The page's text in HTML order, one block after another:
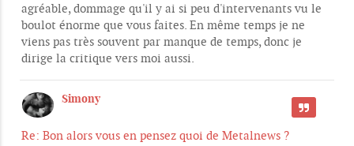
agréable, dommage qu'il y ai si peu d'intervenants vu le
boulot énorme que vous faites. En même temps je ne
viens pas très souvent par manque de temps, donc je
dirige la critique vers moi aussi.
Simony
Re: Bon alors vous en pensez quoi de Metalnews ?
CITER